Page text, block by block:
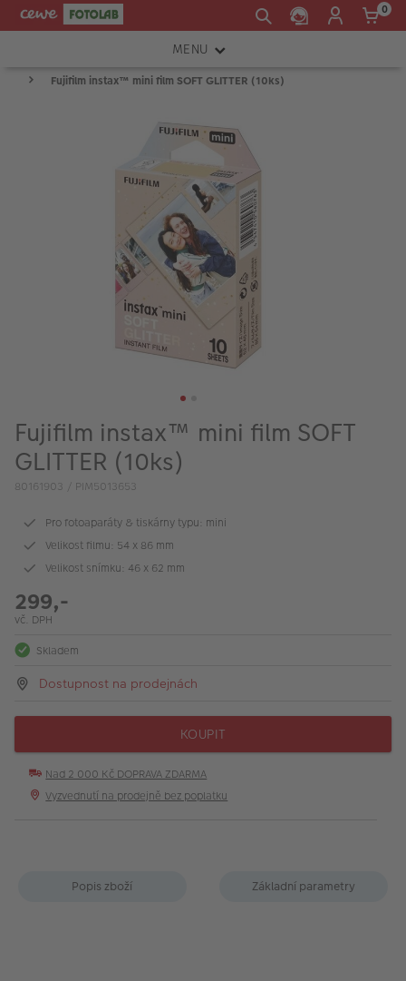
0
MENU
FOTOAPARÁTY
TISKÁRNY A SKENERY
FOTO BAZAR
Akce a slevy
Fotoprodukty
Fujifilm instax™ mini film SOFT GLITTER (10ks)
Fujifilm instax™ mini film SOFT
GLITTER (10ks)
80161903 / PIM5013653
Pro fotoaparáty & tiskárny typu: mini
Velikost filmu: 54 x 86 mm
Velikost snímku: 46 x 62 mm
299,-
vč. DPH
Skladem
Dostupnost na prodejnách
KOUPIT
Nad 2 000 Kč DOPRAVA ZDARMA
Vyzvednutí na prodejně bez poplatku
Popis zboží Základní parametry